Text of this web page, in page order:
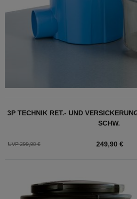
3P TECHNIK RET.- UND
SCHW.
UVP 299,90 € 249,90 €